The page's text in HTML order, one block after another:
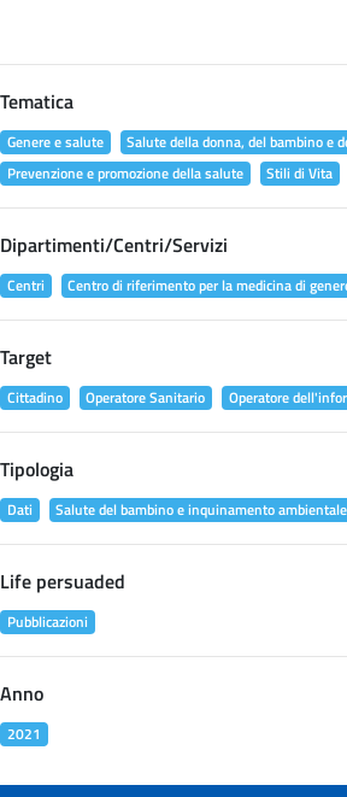
Tematica
Genere e salute Salute della donna, del bambino e
Prevenzione e promozione della salute
Stili di Vita
Dipartimenti/Centri/Servizi
Centri Centro di riferimento per la medicina di
Target
Cittadino Operatore Sanitario Operatore
Tipologia
Dati Salute del bambino e inquinamento ambientale
Life persuaded
Pubblicazioni
Anno
2021